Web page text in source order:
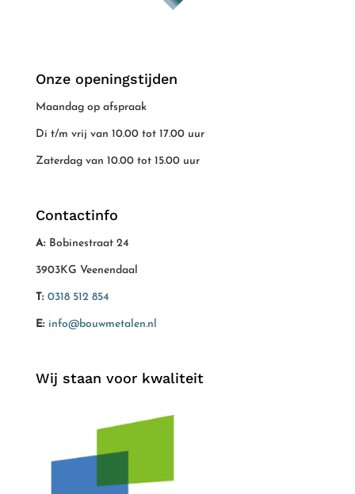
Onze openingstijden
Maandag op afspraak
Di t/m vrij van 10.00 tot 17.00 uur
Zaterdag van 10.00 tot 15.00 uur
Contactinfo
A: Bobinestraat 24
3903KG Veenendaal
T: 0318 512 854
E: info@bouwmetalen.nl
Wij staan voor kwaliteit